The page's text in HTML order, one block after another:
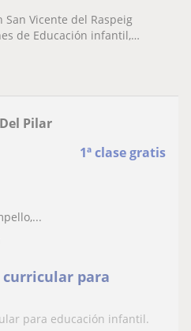
Vicente del Raspeig
de Educación infantil,
1ª clase gratis
Pilar
curricular para
para educación infantil.